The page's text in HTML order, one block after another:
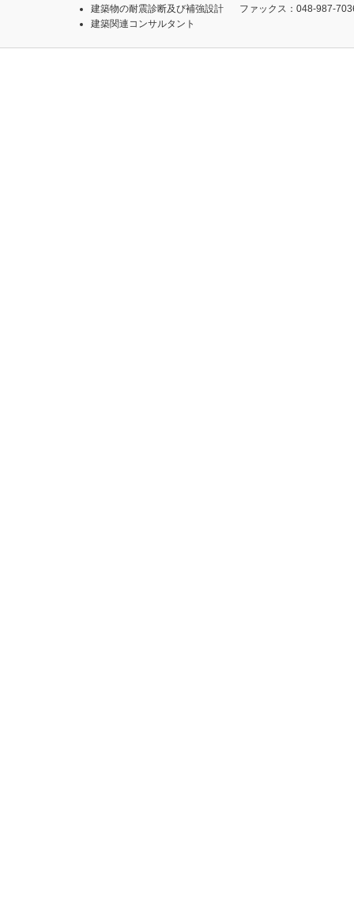
建築物の耐震診断及び補強設計
建築関連コンサルタント
ファックス：048-987-